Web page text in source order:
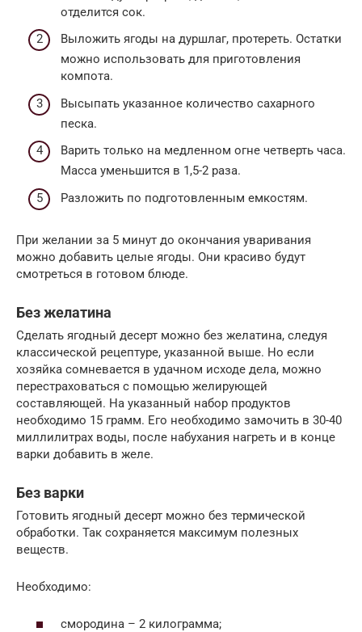
отделится сок.
Выложить ягоды на дуршлаг, протереть. Остатки
можно использовать для приготовления
компота.
Высыпать указанное количество сахарного
песка.
Варить только на медленном огне четверть часа.
Масса уменьшится в 1,5-2 раза.
Разложить по подготовленным емкостям.
При желании за 5 минут до окончания уваривания
можно добавить целые ягоды. Они красиво будут
смотреться в готовом блюде.
Без желатина
Сделать ягодный десерт можно без желатина, следуя
классической рецептуре, указанной выше. Но если
хозяйка сомневается в удачном исходе дела, можно
перестраховаться с помощью желирующей
составляющей. На указанный набор продуктов
необходимо 15 грамм. Его необходимо замочить в 30-40
миллилитрах воды, после набухания нагреть и в конце
варки добавить в желе.
Без варки
Готовить ягодный десерт можно без термической
обработки. Так сохраняется максимум полезных
веществ.
Необходимо:
смородина – 2 килограмма;